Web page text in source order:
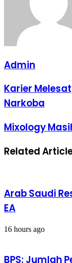
Admin
Karier
Melesat,
Artis
Terjerumus
Narkoba
Karier
Narkoba
Mixology
Masih
Langka
Mixology
Related
Arab Saudi
EA
16 hours ago
BPS: Jumlah